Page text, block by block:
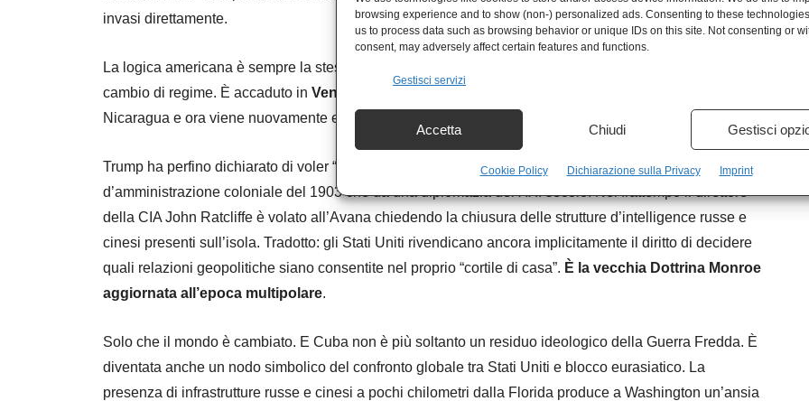
browsing experience and to show (non-) personalized ads. Consenting to these
us to process data such as browsing behavior or unique IDs on this site. Not consenting or
consent, may adversely affect certain features and functions.
Gestisci servizi
Accetta Chiudi Gestisci
Cookie Policy Dichiarazione sulla Privacy Imprint
invasi direttamente.
La logica americana è sempre la stessa: provocare collasso economico, esasperazione sociale e infine
cambio di regime. È accaduto in Venezuela
Nicaragua e ora viene nuovamente evocato su Cuba.
Trump ha perfino dichiarato di voler “riprendersi Cuba”, formula che sembra uscita più da un consiglio
d’amministrazione coloniale del 1903 che da una diplomazia del XXI secolo. Nel frattempo il direttore
della CIA John Ratcliffe è volato all’Avana chiedendo la chiusura delle strutture d’intelligence russe e
cinesi presenti sull’isola. Tradotto: gli Stati Uniti rivendicano ancora implicitamente il diritto di decidere
quali relazioni geopolitiche siano consentite nel proprio “cortile di casa”. È la vecchia Dottrina Monroe
aggiornata all’epoca multipolare.
Solo che il mondo è cambiato. E Cuba non è più soltanto un residuo ideologico della Guerra Fredda. È
diventata anche un nodo simbolico del confronto globale tra Stati Uniti e blocco eurasiatico. La
presenza di infrastrutture russe e cinesi a pochi chilometri dalla Florida produce a Washington un’ansia